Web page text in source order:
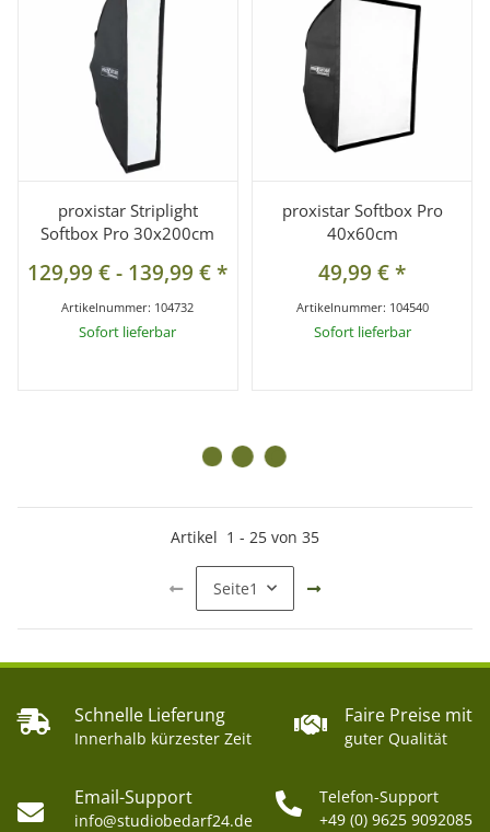
proxistar Striplight
Softbox Pro 30x200cm
129,99 €- 139,99 €*
Artikelnummer: 104732
Sofort lieferbar
proxistar Softbox Pro
40x60cm
49,99 €*
Artikelnummer: 104540
Sofort lieferbar
Artikel 1 - 25 von 35
Seite1
Schnelle Lieferung
Innerhalb kürzester Zeit
Faire Preise mit
guter Qualität
Email-Support
info@studiobedarf24.de
Telefon-Support
+49 (0) 9625 9092085